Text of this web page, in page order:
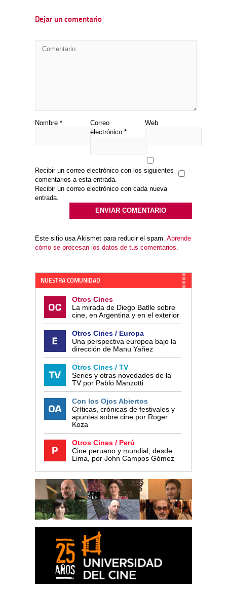
Dejar un comentario
Nombre *
Correo
electrónico *
Web
Recibir un correo electrónico con los siguientes
comentarios a esta entrada.
Recibir un correo electrónico con cada nueva
entrada.
Este sitio usa Akismet para reducir el spam. Aprende
cómo se procesan los datos de tus comentarios.
NUESTRA COMUNIDAD
Otros Cines
La mirada de Diego Batlle sobre
cine, en Argentina y en el exterior
Otros Cines / Europa
Una perspectiva europea bajo la
dirección de Manu Yañez
Otros Cines / TV
Series y otras novedades de la
TV por Pablo Manzotti
Con los Ojos Abiertos
Críticas, crónicas de festivales y
apuntes sobre cine por Roger
Koza
Otros Cines / Perú
Cine peruano y mundial, desde
Lima, por John Campos Gómez